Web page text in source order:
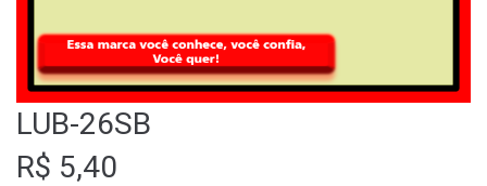
LUB-26SB
R$ 5,40